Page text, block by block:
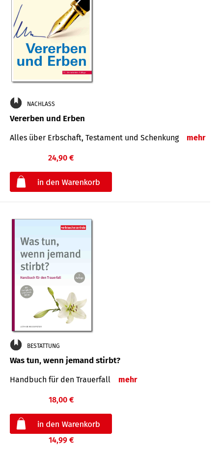
NACHLASS
Vererben und Erben
Alles über Erbschaft, Testament und Schenkung mehr
24,90 €
BESTATTUNG
Was tun, wenn jemand stirbt?
Handbuch für den Trauerfall mehr
18,00 €
14,99 €